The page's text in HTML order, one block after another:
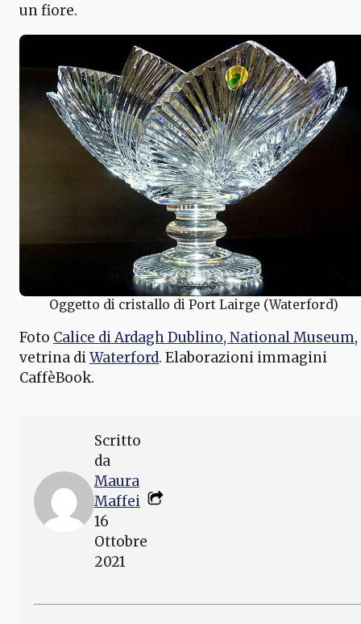
un fiore.
Oggetto di cristallo di Port Lairge (Waterford)
Foto Calice di Ardagh Dublino, National Museum,
vetrina diWaterford. Elaborazioni immagini
CaffèBook.
Scritto
da
Maura
Maffei
16
Ottobre
2021